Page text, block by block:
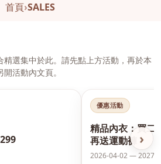
首頁›SALES
選集中於此。請先點上方活動，再於本
活動內文頁。
›
優惠活動
精品內衣：買二
再送運動褲
2026-04-02 — 2027-